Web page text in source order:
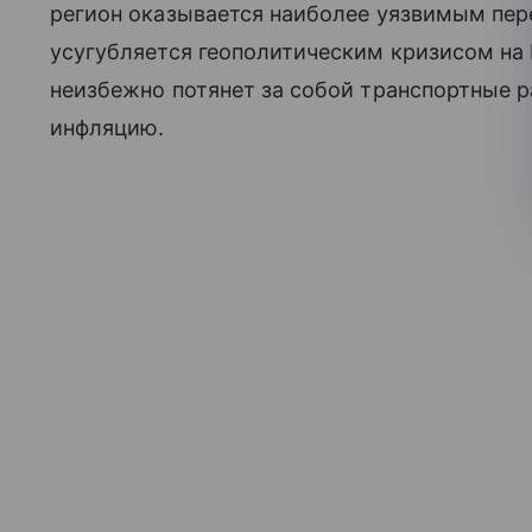
регион оказывается наиболее уязвимым
усугубляется геополитическим кризисом
неизбежно потянет за собой транспортные
инфляцию.